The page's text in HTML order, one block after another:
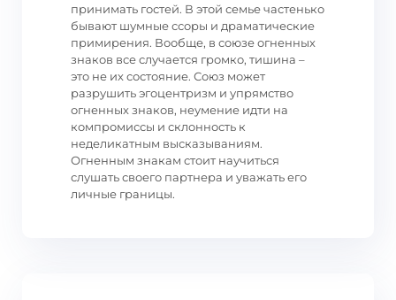
принимать гостей. В этой семье частенько
бывают шумные ссоры и драматические
примирения. Вообще, в союзе огненных
знаков все случается громко, тишина –
это не их состояние. Союз может
разрушить эгоцентризм и упрямство
огненных знаков, неумение идти на
компромиссы и склонность к
неделикатным высказываниям.
Огненным знакам стоит научиться
слушать своего партнера и уважать его
личные границы.